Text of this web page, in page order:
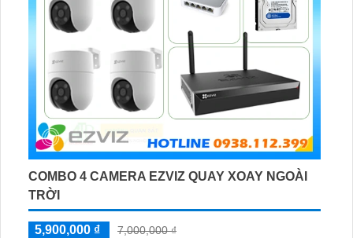
COMBO 4 CAMERA EZVIZ QUAY XOAY NGOÀI
TRỜI
5,900,000 ₫
7,000,000 ₫